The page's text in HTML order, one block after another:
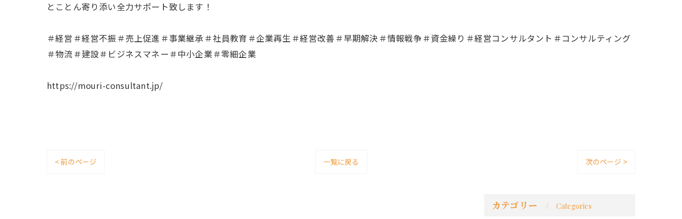
とことん寄り添い全力サポート致します！
＃経営＃経営不振＃売上促進＃事業継承＃社員教育＃企業再生＃経営改善＃早期解決＃情報戦争＃資金繰り＃経営コンサルタント＃コンサルティング
＃物流＃建設＃ビジネスマネー＃中小企業＃零細企業
https://mouri-consultant.jp/
< 前のページ 一覧に戻る 次のページ >
カテゴリー Categories